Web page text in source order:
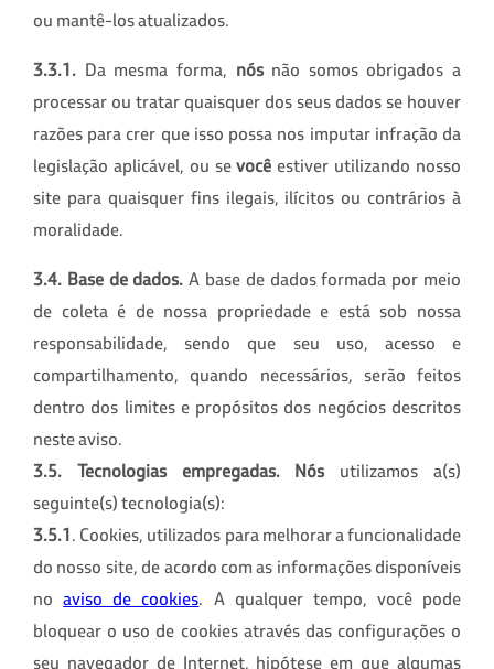
ou mantê-los atualizados.
3.3.1. Da mesma forma, nós não somos obrigados a
processar ou tratar quaisquer dos seus dados se houver
razões para crer que isso possa nos imputar infração da
legislação aplicável, ou sevocê estiver utilizando nosso
site para quaisquer fins ilegais, ilícitos ou contrários à
moralidade.
3.4. Base de dados. A base de dados formada por meio
de coleta é de nossa propriedade e está sob nossa
responsabilidade, sendo que seu uso, acesso e
compartilhamento, quando necessários, serão feitos
dentro dos limites e propósitos dos negócios descritos
neste aviso.
3.5. Tecnologias empregadas.
Nósutilizamosa(s)
seguinte(s) tecnologia(s):
3.5.1. Cookies, utilizados para melhorar a funcionalidade
do nosso site, de acordo com as informações disponíveis
noaviso de cookies. A qualquer tempo, você pode
bloquear o uso de cookies através das configurações o
seu navegador de Internet, hipótese em que algumas